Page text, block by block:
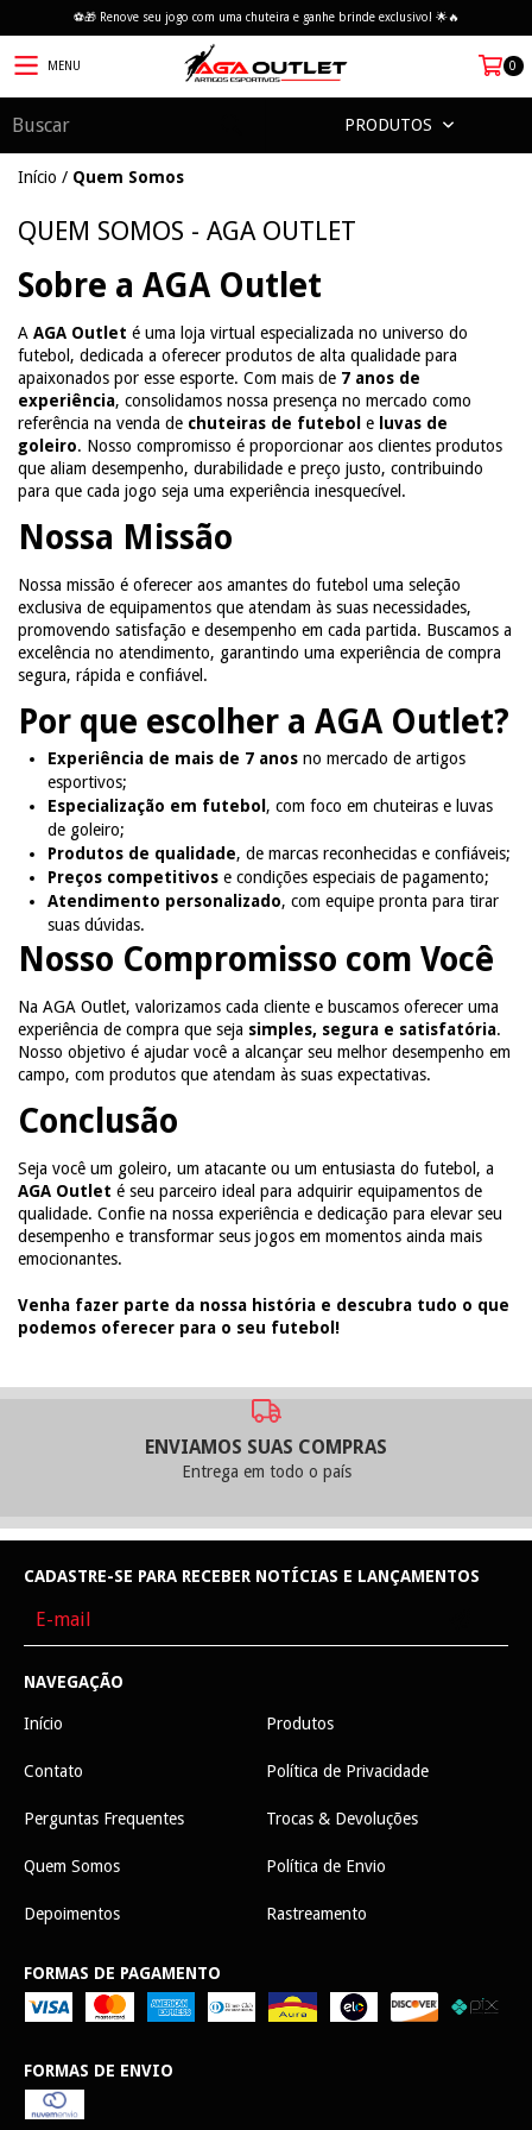
⚽🎁 Renove seu jogo com uma chuteira e ganhe brinde exclusivo! 🌟🔥
MENU 0
PRODUTOS
Início / Quem Somos
QUEM SOMOS - AGA OUTLET
Sobre a AGA Outlet
A AGA Outlet é uma loja virtual especializada no universo do
futebol, dedicada a oferecer produtos de alta qualidade para
apaixonados por esse esporte. Com mais de 7 anos de
experiência, consolidamos nossa presença no mercado como
referência na venda de chuteiras de futebol e luvas de
goleiro. Nosso compromisso é proporcionar aos clientes produtos
que aliam desempenho, durabilidade e preço justo, contribuindo
para que cada jogo seja uma experiência inesquecível.
Nossa Missão
Nossa missão é oferecer aos amantes do futebol uma seleção
exclusiva de equipamentos que atendam às suas necessidades,
promovendo satisfação e desempenho em cada partida. Buscamos a
excelência no atendimento, garantindo uma experiência de compra
segura, rápida e confiável.
Por que escolher a AGA Outlet?
Experiência de mais de 7 anos no mercado de artigos
esportivos;
Especialização em futebol , com foco em chuteiras e luvas
de goleiro;
Produtos de qualidade, de marcas reconhecidas e confiáveis;
Preços competitivos e condições especiais de pagamento;
Atendimento personalizado, com equipe pronta para tirar
suas dúvidas.
Nosso Compromisso com Você
Na AGA Outlet, valorizamos cada cliente e buscamos oferecer uma
experiência de compra que seja simples, segura e satisfatória.
Nosso objetivo é ajudar você a alcançar seu melhor desempenho em
campo, com produtos que atendam às suas expectativas.
Conclusão
Seja você um goleiro, um atacante ou um entusiasta do futebol, a
AGA Outlet é seu parceiro ideal para adquirir equipamentos de
qualidade. Confie na nossa experiência e dedicação para elevar seu
desempenho e transformar seus jogos em momentos ainda mais
emocionantes.
Venha fazer parte da nossa história e descubra tudo o que
podemos oferecer para o seu futebol!
ENVIAMOS SUAS COMPRAS
Entrega em todo o país
CADASTRE-SE PARA RECEBER NOTÍCIAS E LANÇAMENTOS
NAVEGAÇÃO
Início Produtos
Contato Política de Privacidade
Perguntas Frequentes Trocas & Devoluções
Quem Somos Política de Envio
Depoimentos Rastreamento
FORMAS DE PAGAMENTO
FORMAS DE ENVIO